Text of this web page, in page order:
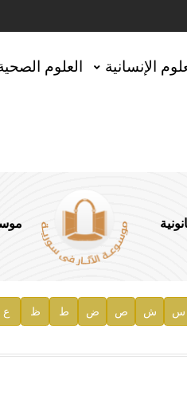
الإنسانية العلوم
س ش ص ض ط ظ ع